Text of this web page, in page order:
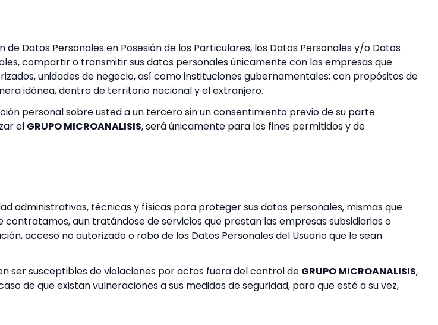
Datos Personales en Posesión de los Particulares, los Datos Personales y/o Datos
compartir o transmitir sus datos personales únicamente con las empresas que
unidades de negocio, así como instituciones gubernamentales; con propósitos de
idónea, dentro de territorio nacional y el extranjero.
personal sobre usted a un tercero sin un consentimiento previo de su parte.
el GRUPO MICROANALISIS, será únicamente para los fines permitidos y de
administrativas, técnicas y físicas para proteger sus datos personales, mismas que
aun tratándose de servicios que prestan las empresas subsidiarias o
acceso no autorizado o robo de los Datos Personales del Usuario que le sean
ser susceptibles de violaciones por actos fuera del control de GRUPO MICROANALISIS,
de que existan vulneraciones a sus medidas de seguridad, para que esté a su vez,